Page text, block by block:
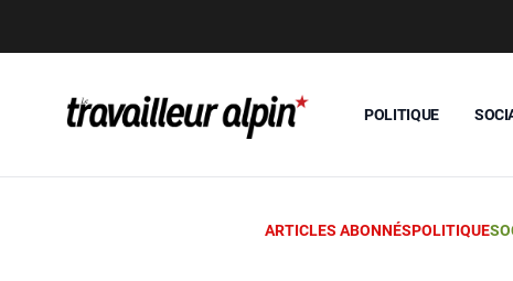
POLITIQUE
ARTICLES ABONNÉSPOLITIQUE